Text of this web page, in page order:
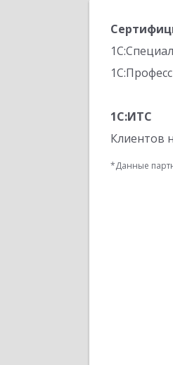
1С:ИТС
Клиентов
*Данные